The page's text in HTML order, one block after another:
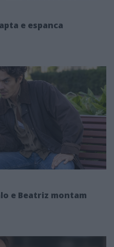
e espanca
e Beatriz montam